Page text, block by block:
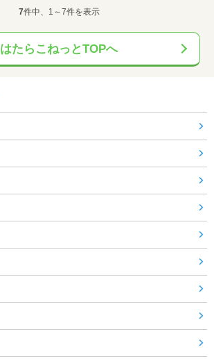
7件中、1～7件を表示
はたらこねっとTOPへ